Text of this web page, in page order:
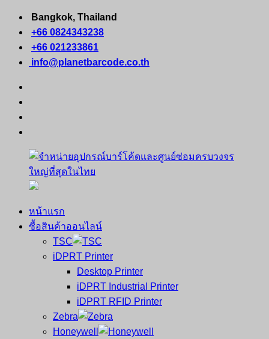
Skip
content
Bangkok, Thailand
+66 0824343238
+66 021233861
info@planetbarcode.co.th
จำหน่าย
คอมพิวเตอร์
หน้าแรก
ซื้อสินค้าออนไลน์
TSC
iDPRT Printer
Desktop Printer
iDPRT Industrial Printer
iDPRT RFID Printer
Zebra
Honeywell